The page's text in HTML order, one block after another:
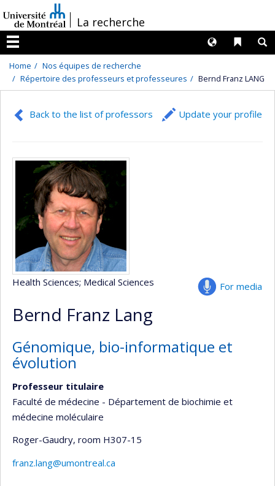
au
contenu
/La recherche
Menu
Liens
Langues
Home
Nos équipes de recherche
Répertoire des professeurs et professeures
Bernd Franz LANG
Back to the list of professors Update your profile
For media
Health Sciences; Medical Sciences
Bernd Franz Lang
Génomique, bio-informatique et
évolution
Professeur titulaire
Faculté de médecine - Département de biochimie et
médecine moléculaire
Roger-Gaudry, room H307-15
franz.lang@umontreal.ca